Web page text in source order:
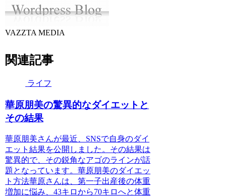
VAZZTA MEDIA
関連記事
ライフ
華原朋美の驚異的なダイエットと
その結果
華原朋美さんが最近、SNSで自身のダイ
エット結果を公開しました。その結果は
驚異的で、その鋭角なアゴのラインが話
題となっています。華原朋美のダイエッ
ト方法華原さんは、第一子出産後の体重
増加に悩み、43キロから70キロへと体重